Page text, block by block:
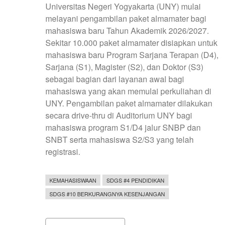
Universitas Negeri Yogyakarta (UNY) mulai
melayani pengambilan paket almamater bagi
mahasiswa baru Tahun Akademik 2026/2027.
Sekitar 10.000 paket almamater disiapkan untuk
mahasiswa baru Program Sarjana Terapan (D4),
Sarjana (S1), Magister (S2), dan Doktor (S3)
sebagai bagian dari layanan awal bagi
mahasiswa yang akan memulai perkuliahan di
UNY. Pengambilan paket almamater dilakukan
secara drive-thru di Auditorium UNY bagi
mahasiswa program S1/D4 jalur SNBP dan
SNBT serta mahasiswa S2/S3 yang telah
registrasi.
KEMAHASISWAAN
SDGS #4 PENDIDIKAN
SDGS #10 BERKURANGNYA KESENJANGAN